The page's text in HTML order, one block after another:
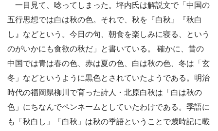
一目見て、唸ってしまった。坪内氏は解説文で「中国の
五行思想では白は秋の色。それで、秋を『白秋』『秋白
し』などという。今日の句、朝食を楽しみに寝る、という
のがいかにも食欲の秋だ」と書いている。 確かに、昔の
中国では青は春の色、赤は夏の色、白は秋の色、冬は「玄
冬」などというように黒色とされていたようである。明治
時代の福岡県柳川で育った詩人・北原白秋は「白は秋の
色」にちなんでペンネームとしていたわけである。季語に
も「秋白し」「白秋」は秋の季語ということで歳時記に載